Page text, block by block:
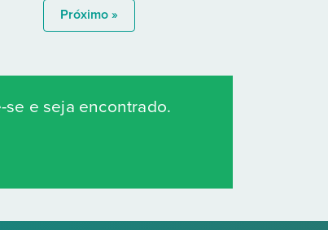
Próximo »
e seja encontrado.